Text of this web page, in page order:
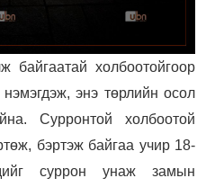
байгаатай холбоотойгоор
энэ төрлийн осол
Сурронтой холбоотой
бэртэж байгаа учир 18-
суррон унаж замын